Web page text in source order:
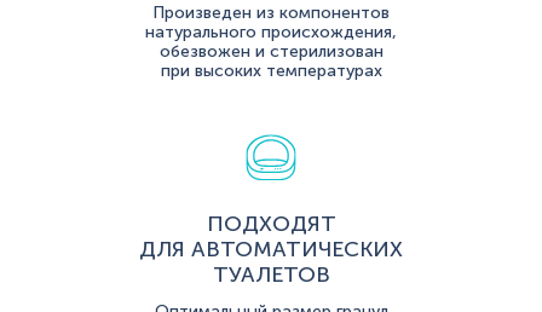
Произведен из компонентов
натурального происхождения,
обезвожен и стерилизован
при высоких температурах
ПОДХОДЯТ
ДЛЯ АВТОМАТИЧЕСКИХ
ТУАЛЕТОВ